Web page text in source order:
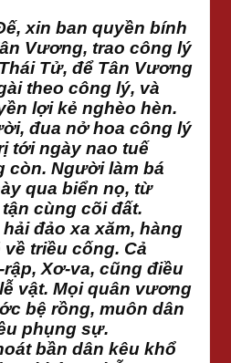
xin ban quyền bính
Vương, trao công lý
Tử, để Tân Vương
theo công lý, và
lợi kẻ nghèo hèn.
đua nở hoa công lý
tới ngày nao tuế
còn. Người làm bá
qua biển nọ, từ
cùng cõi đất.
đảo xa xăm, hàng
triều cống. Cả
Xơ-va, cũng điều
vật. Mọi quân vương
bệ rồng, muôn dân
phụng sự.
bần dân kêu khổ